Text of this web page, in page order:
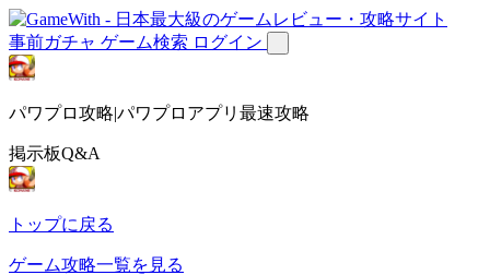
事前ガチャ ゲーム検索 ログイン
パワプロ攻略|パワプロアプリ最速攻略
掲示板Q&A
トップに戻る
ゲーム攻略一覧を見る